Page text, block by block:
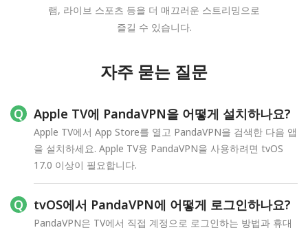
램, 라이브 스포츠 등을 더 매끄러운 스트리밍으로
즐길 수 있습니다.
자주 묻는 질문
Apple TV에 PandaVPN을 어떻게 설치하나요?
Apple TV에서 App Store를 열고 PandaVPN을 검색한 다음 앱
을 설치하세요. Apple TV용 PandaVPN을 사용하려면 tvOS
17.0 이상이 필요합니다.
tvOS에서 PandaVPN에 어떻게 로그인하나요?
PandaVPN은 TV에서 직접 계정으로 로그인하는 방법과 휴대